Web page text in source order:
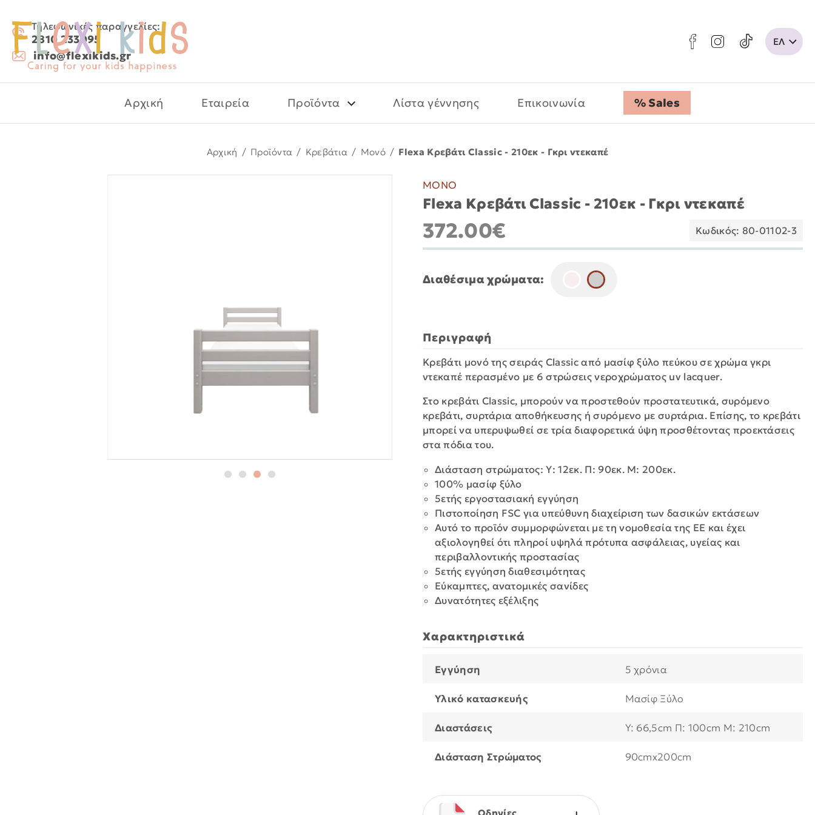
Τηλεφωνικές παραγγελίες:
2810 233095
info@flexikids.gr
Αρχική Εταιρεία Προϊόντα Λίστα γέννησης Επικοινωνία % Sales
Αρχική / Προϊόντα / Kρεβάτια / Μονό / Flexa Κρεβάτι Classic - 210εκ - Γκρι ντεκαπέ
ΜΟΝΟ
Flexa Κρεβάτι Classic - 210εκ - Γκρι ντεκαπέ
372.00€ Κωδικός: 80-01102-3
Διαθέσιμα χρώματα:
Περιγραφή
Κρεβάτι μονό της σειράς Classic από μασίφ ξύλο πεύκου σε χρώμα γκρι
ντεκαπέ περασμένο με 6 στρώσεις νεροχρώματος uv lacquer.
Στο κρεβάτι Classic, μπορούν να προστεθούν προστατευτικά, συρόμενο
κρεβάτι, συρτάρια αποθήκευσης ή συρόμενο με συρτάρια. Επίσης, το κρεβάτι
μπορεί να υπερυψωθεί σε τρία διαφορετικά ύψη προσθέτοντας προεκτάσεις
στα πόδια του.
Διάσταση στρώματος: Υ: 12εκ. Π: 90εκ. Μ: 200εκ.
100% μασίφ ξύλο
5ετής εργοστασιακή εγγύηση
Πιστοποίηση FSC για υπεύθυνη διαχείριση των δασικών εκτάσεων
Αυτό το προϊόν συμμορφώνεται με τη νομοθεσία της ΕΕ και έχει
αξιολογηθεί ότι πληροί υψηλά πρότυπα ασφάλειας, υγείας και
περιβαλλοντικής προστασίας
5ετής εγγύηση διαθεσιμότητας
Εύκαμπτες, ανατομικές σανίδες
Δυνατότητες εξέλιξης
Χαρακτηριστικά
Εγγύηση 5 χρόνια
Υλικό κατασκευής Μασίφ Ξύλο
Διαστάσεις Y: 66,5cm Π: 100cm Μ: 210cm
Διάσταση Στρώματος 90cmx200cm